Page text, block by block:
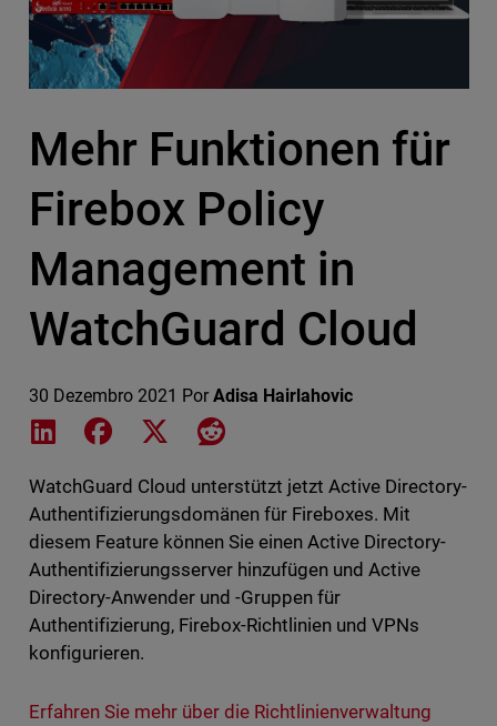
Mehr Funktionen für
Firebox Policy
Management in
WatchGuard Cloud
30 Dezembro 2021 Por Adisa Hairlahovic
Share on LinkedIn
Share on Facebook
Share on XShare on Reddit
WatchGuard Cloud unterstützt jetzt Active Directory-
Authentifizierungsdomänen für Fireboxes. Mit
diesem Feature können Sie einen Active Directory-
Authentifizierungsserver hinzufügen und Active
Directory-Anwender und -Gruppen für
Authentifizierung, Firebox-Richtlinien und VPNs
konfigurieren.
Erfahren Sie mehr über die Richtlinienverwaltung